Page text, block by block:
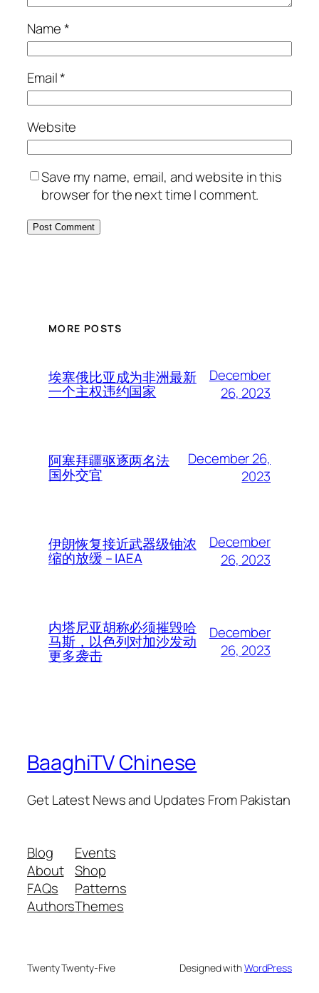
Name*
Email*
Website
Save my name, email, and website in this
browser for the next time I comment.
MORE POSTS
埃塞俄比亚成为非洲最新
一个主权违约国家
December
26, 2023
阿塞拜疆驱逐两名法
国外交官
December 26,
2023
伊朗恢复接近武器级铀浓
缩的放缓 – IAEA
December
26, 2023
内塔尼亚胡称必须摧毁哈
马斯，以色列对加沙发动
更多袭击
December
26, 2023
BaaghiTV Chinese
Get Latest News and Updates From Pakistan
Blog
About
FAQs
Authors
Events
Shop
Patterns
Themes
Twenty Twenty-Five Designed withWordPress